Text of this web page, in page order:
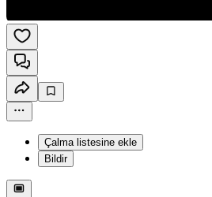
Çalma listesine ekle
Bildir